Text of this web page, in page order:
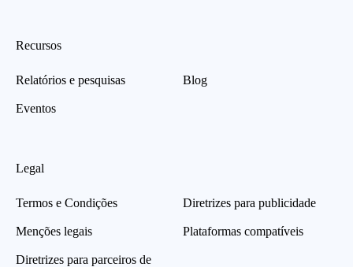
Recursos
Relatórios e pesquisas
Eventos
Blog
Legal
Termos e Condições
Menções legais
Diretrizes para parceiros de
Diretrizes para publicidade
Plataformas compatíveis